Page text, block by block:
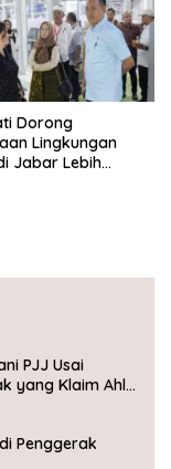
Dorong
Lingkungan
Jabar Lebih
PJJ Usai
yang Klaim Ahli
Penggerak